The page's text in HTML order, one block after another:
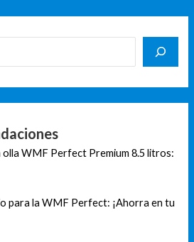
WMF Perfect Premium 8.5 litros:
para la WMF Perfect: ¡Ahorra en tu